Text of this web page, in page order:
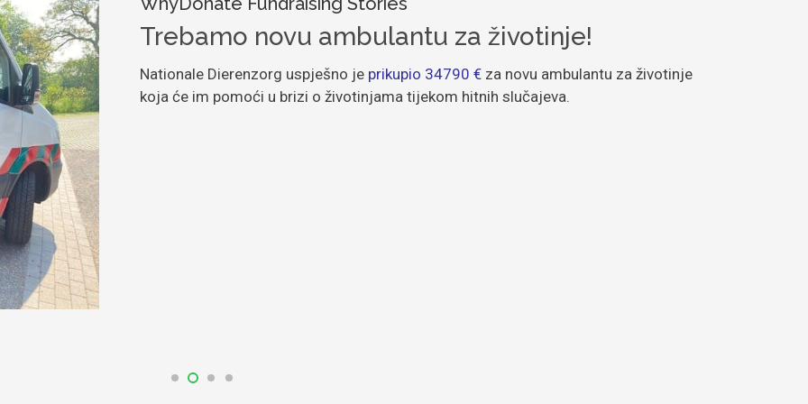
Trebamo novu ambulantu za životinje!
Nationale Dierenzorg uspješno je prikupio 34790 €za novu ambulantu za životinje
koja će im pomoći u brizi o životinjama tijekom hitnih slučajeva.